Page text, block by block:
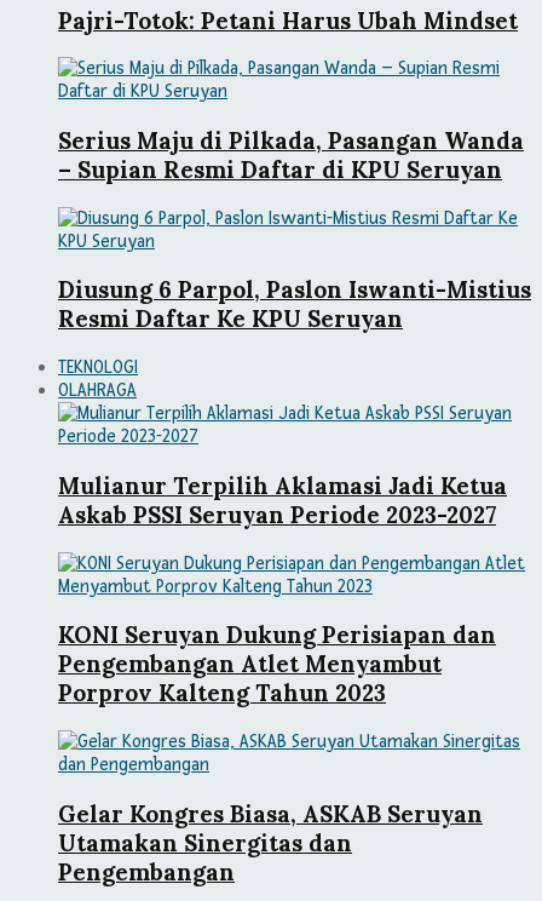
Pajri-Totok: Petani Harus Ubah Mindset
Serius Maju di Pilkada, Pasangan Wanda
– Supian Resmi Daftar di KPU Seruyan
Diusung 6 Parpol, Paslon Iswanti-Mistius
Resmi Daftar Ke KPU Seruyan
TEKNOLOGI
OLAHRAGA
Mulianur Terpilih Aklamasi Jadi Ketua
Askab PSSI Seruyan Periode 2023-2027
KONI Seruyan Dukung Perisiapan dan
Pengembangan Atlet Menyambut
Porprov Kalteng Tahun 2023
Gelar Kongres Biasa, ASKAB Seruyan
Utamakan Sinergitas dan
Pengembangan